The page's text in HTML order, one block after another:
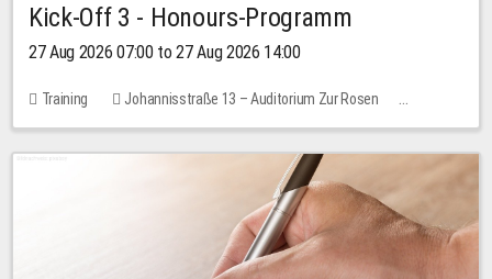
Kick-Off 3 - Honours-Programm
27 Aug 2026 07:00 to 27 Aug 2026 14:00
Training
Johannisstraße 13 – Auditorium Zur Rosen
11 places